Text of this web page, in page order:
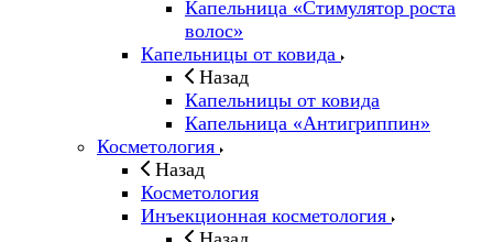
Капельница «Стимулятор роста
волос»
Капельницы от ковида
Назад
Капельницы от ковида
Капельница «Антигриппин»
Косметология
Назад
Косметология
Инъекционная косметология